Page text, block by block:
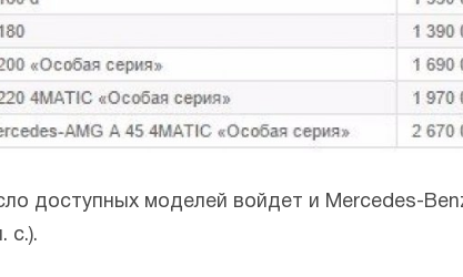
доступных моделей войдет и Mercedes-
с.).